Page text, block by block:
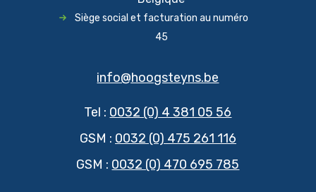
Siège social et facturation au numéro
45
info@hoogsteyns.be
Tel : 0032 (0) 4 381 05 56
GSM : 0032 (0) 475 261 116
GSM : 0032 (0) 470 695 785